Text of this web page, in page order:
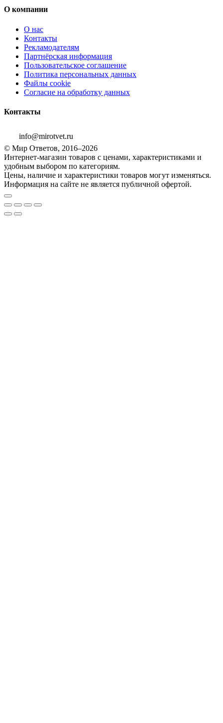
О компании
О нас
Контакты
Рекламодателям
Партнёрская информация
Пользовательское соглашение
Политика персональных данных
Файлы cookie
Согласие на обработку данных
Контакты
info@mirotvet.ru
© Мир Ответов, 2016–2026
Интернет-магазин товаров с ценами, характеристиками и
удобным выбором по категориям.
Цены, наличие и характеристики товаров могут изменяться.
Информация на сайте не является публичной офертой.